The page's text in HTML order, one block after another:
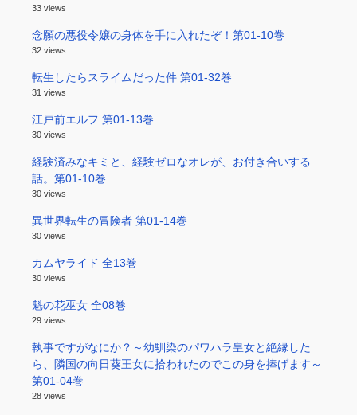
33 views
念願の悪役令嬢の身体を手に入れたぞ！第01-10巻
32 views
転生したらスライムだった件 第01-32巻
31 views
江戸前エルフ 第01-13巻
30 views
経験済みなキミと、経験ゼロなオレが、お付き合いする
話。第01-10巻
30 views
異世界転生の冒険者 第01-14巻
30 views
カムヤライド 全13巻
30 views
魁の花巫女 全08巻
29 views
執事ですがなにか？～幼馴染のパワハラ皇女と絶縁した
ら、隣国の向日葵王女に拾われたのでこの身を捧げます～
第01-04巻
28 views